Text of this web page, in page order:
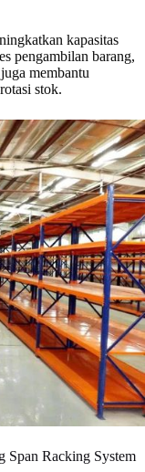
kapasitas
pengambilan barang,
membantu
stok.
Span Racking System